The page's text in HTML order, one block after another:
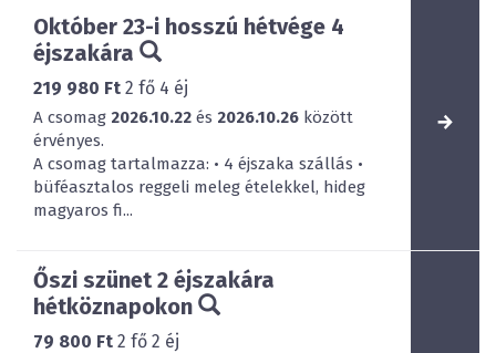
Október 23-i hosszú hétvége 4
éjszakára
219 980 Ft 2 fő 4 éj
A csomag 2026.10.22 és 2026.10.26 között
érvényes.
A csomag tartalmazza: • 4 éjszaka szállás •
büféasztalos reggeli meleg ételekkel, hideg
magyaros fi...
Őszi szünet 2 éjszakára
hétköznapokon
79 800 Ft 2 fő 2 éj